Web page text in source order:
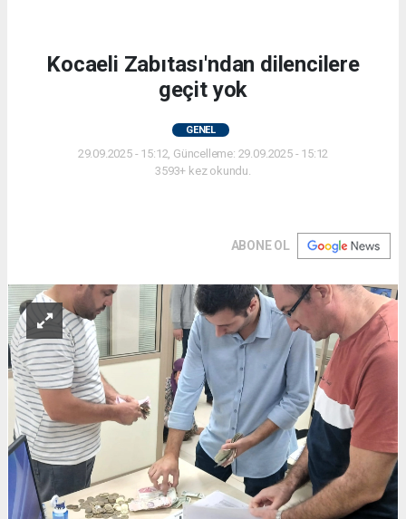
Kocaeli Zabıtası'ndan dilencilere
geçit yok
GENEL
29.09.2025 - 15:12, Güncelleme: 29.09.2025 - 15:12
3593+ kez okundu.
ABONE OL